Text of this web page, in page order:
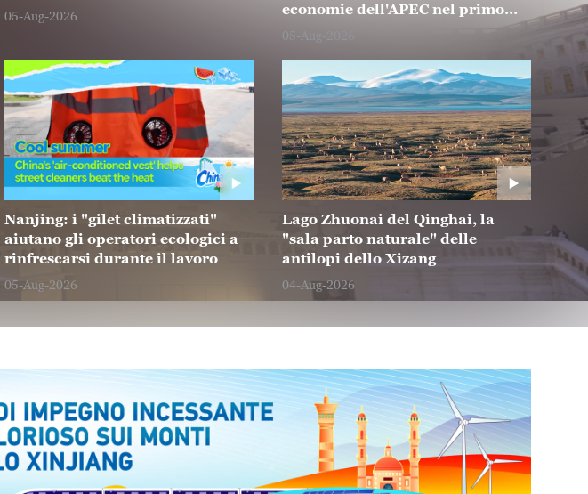
Giardini cinesi di notte: un nuovo modo per il
turismo culturale notturno
06-Aug-2026
Cina:
06-Aug-
05-Aug-2026
economie dell'APEC nel primo
05-Aug-2026
Nanjing: i "gilet climatizzati"
aiutano gli operatori ecologici a
rinfrescarsi durante il lavoro
05-Aug-2026
Lago Zhuonai del Qinghai, la
"sala parto naturale" delle
antilopi dello Xizang
04-Aug-2026